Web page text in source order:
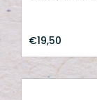
€19,50